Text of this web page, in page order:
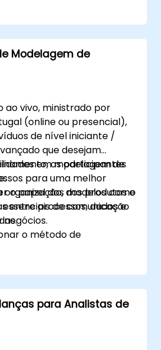
expandir suas funções
negócios
Modelagem de
ao vivo, ministrado por
(online ou presencial),
de nível iniciante /
que desejam
em modelagem de
para uma melhor
dos produtos e
entre processos, dados e
os participantes
o papel dos modelos como
de comunicação
negócios.
o método de
Model Canvas) para um
de negócio.
processos complexos
claros.
de contato entre
e atores do sistema.
para Analistas de